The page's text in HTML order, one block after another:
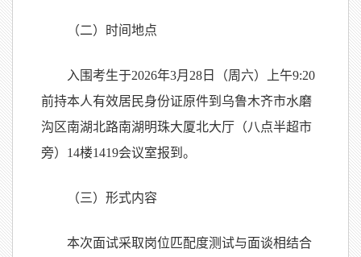
（二）时间地点
入围考生于2026年3月28日（周六）上午9:20
前持本人有效居民身份证原件到乌鲁木齐市水磨
沟区南湖北路南湖明珠大厦北大厅（八点半超市
旁）14楼1419会议室报到。
（三）形式内容
本次面试采取岗位匹配度测试与面谈相结合